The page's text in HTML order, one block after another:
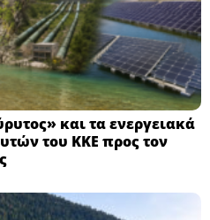
και τα ενεργειακά
του ΚΚΕ προς τον